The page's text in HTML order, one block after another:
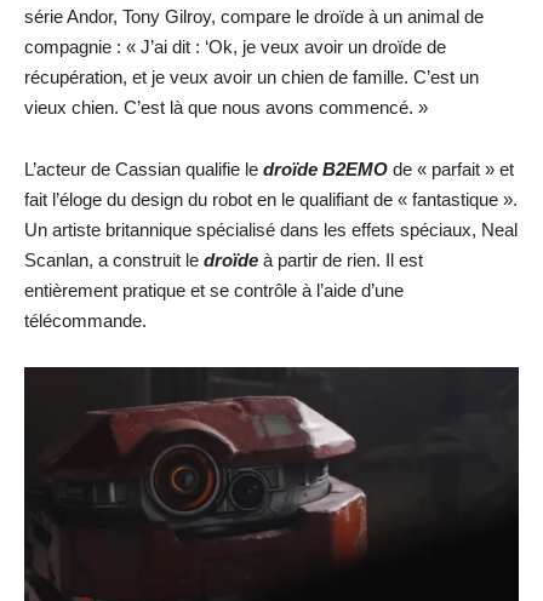
série Andor, Tony Gilroy, compare le droïde à un animal de
compagnie : « J’ai dit : ‘Ok, je veux avoir un droïde de
récupération, et je veux avoir un chien de famille. C’est un
vieux chien. C’est là que nous avons commencé. »
L’acteur de Cassian qualifie le droïde B2EMO de « parfait » et
fait l’éloge du design du robot en le qualifiant de « fantastique ».
Un artiste britannique spécialisé dans les effets spéciaux, Neal
Scanlan, a construit le droïde à partir de rien. Il est
entièrement pratique et se contrôle à l’aide d’une
télécommande.